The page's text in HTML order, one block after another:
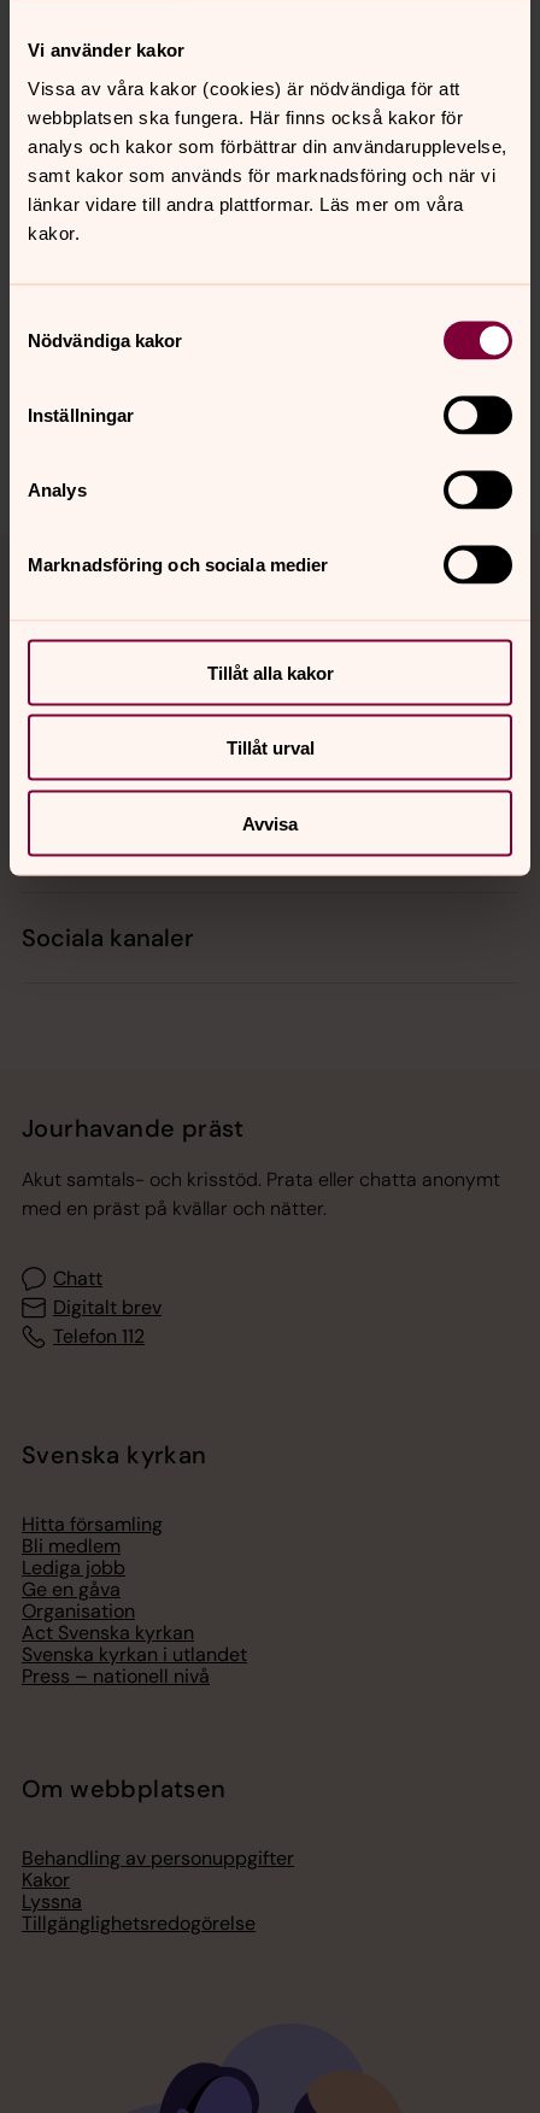
Vi använder kakor
Vissa av våra kakor (cookies) är nödvändiga för att
webbplatsen ska fungera. Här finns också kakor för
analys och kakor som förbättrar din användarupplevelse,
samt kakor som används för marknadsföring och när vi
länkar vidare till andra plattformar. Läs mer om våra
kakor.
Nödvändiga kakor
Inställningar
Analys
Marknadsföring och sociala medier
Tillåt alla kakor
Tillåt urval
Avvisa
för marknadsföring.
Se videon på YouTube i stället.
Ändra inställningar
Senast ändrad 10 mars 2024
Synpunkter eller frågor på sidans
skara.stift@svenskakyrkan.se
Hitta snabbt
Sociala kanaler
Jourhavande präst
Akut samtals- och krisstöd. Prata eller chatta anonymt
med en präst på kvällar och nätter.
Chatt
Digitalt brev
Telefon 112
Svenska kyrkan
Hitta församling
Bli medlem
Lediga jobb
Ge en gåva
Organisation
Act Svenska kyrkan
Svenska kyrkan i utlandet
Press – nationell nivå
Om webbplatsen
Behandling av personuppgifter
Kakor
Lyssna
Tillgänglighetsredogörelse